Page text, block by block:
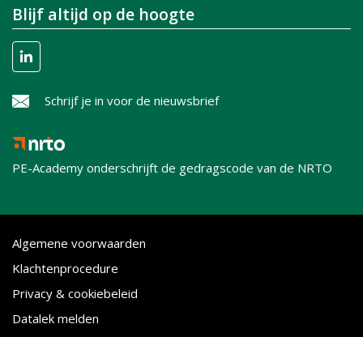
Blijf altijd op de hoogte
Schrijf je in voor de nieuwsbrief
PE-Academy onderschrijft de gedragscode van de NRTO
Algemene voorwaarden
Klachtenprocedure
Privacy & cookiebeleid
Datalek melden